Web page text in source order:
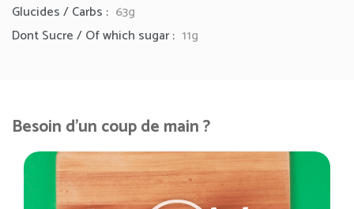
Glucides / Carbs : 63g
Dont Sucre / Of which sugar : 11g
Besoin d'un coup de main ?